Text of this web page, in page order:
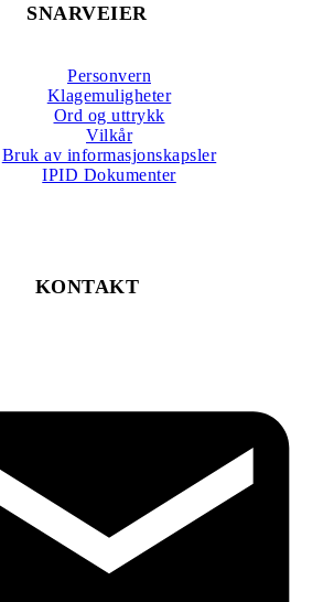
SNARVEIER
Personvern
Klagemuligheter
Ord og uttrykk
Vilkår
Bruk av informasjonskapsler
IPID Dokumenter
KONTAKT